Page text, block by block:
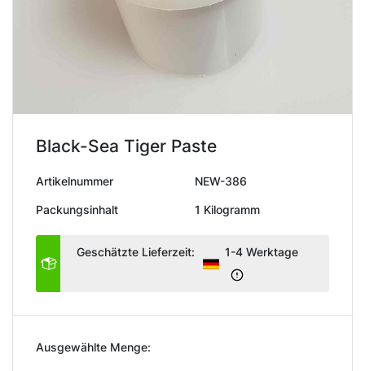
Black-Sea Tiger Paste
Artikelnummer NEW-386
Packungsinhalt 1 Kilogramm
Geschätzte Lieferzeit: 1-4 Werktage
Ausgewählte Menge: